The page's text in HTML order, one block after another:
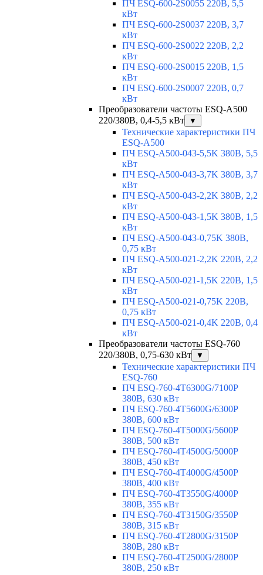
ПЧ ESQ-600-2S0055 220В, 5,5
кВт
ПЧ ESQ-600-2S0037 220В, 3,7
кВт
ПЧ ESQ-600-2S0022 220В, 2,2
кВт
ПЧ ESQ-600-2S0015 220В, 1,5
кВт
ПЧ ESQ-600-2S0007 220В, 0,7
кВт
Преобразователи частоты ESQ-A500
220/380В, 0,4-5,5 кВт
▼
Технические характеристики ПЧ
ESQ-A500
ПЧ ESQ-A500-043-5,5K 380В, 5,5
кВт
ПЧ ESQ-A500-043-3,7K 380В, 3,7
кВт
ПЧ ESQ-A500-043-2,2K 380В, 2,2
кВт
ПЧ ESQ-A500-043-1,5K 380В, 1,5
кВт
ПЧ ESQ-A500-043-0,75K 380В,
0,75 кВт
ПЧ ESQ-A500-021-2,2K 220В, 2,2
кВт
ПЧ ESQ-A500-021-1,5K 220В, 1,5
кВт
ПЧ ESQ-A500-021-0,75K 220В,
0,75 кВт
ПЧ ESQ-A500-021-0,4K 220В, 0,4
кВт
Преобразователи частоты ESQ-760
220/380В, 0,75-630 кВт
▼
Технические характеристики ПЧ
ESQ-760
ПЧ ESQ-760-4T6300G/7100P
380В, 630 кВт
ПЧ ESQ-760-4T5600G/6300P
380В, 600 кВт
ПЧ ESQ-760-4T5000G/5600P
380В, 500 кВт
ПЧ ESQ-760-4T4500G/5000P
380В, 450 кВт
ПЧ ESQ-760-4T4000G/4500P
380В, 400 кВт
ПЧ ESQ-760-4T3550G/4000P
380В, 355 кВт
ПЧ ESQ-760-4T3150G/3550P
380В, 315 кВт
ПЧ ESQ-760-4T2800G/3150P
380В, 280 кВт
ПЧ ESQ-760-4T2500G/2800P
380В, 250 кВт